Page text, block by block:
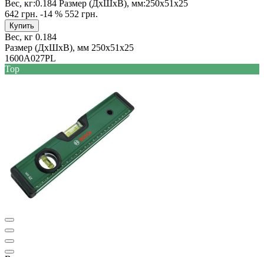
Вес, кг:0.184 Размер (ДxШxВ), мм:250x51x25
642 грн. -14 % 552 грн.
Купить
Вес, кг 0.184
Размер (ДxШxВ), мм 250x51x25
1600A027PL
Top